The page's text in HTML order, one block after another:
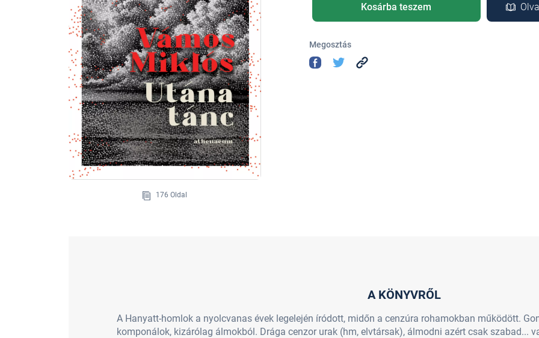
176 Oldal
Kosárba teszem
Megosztás
A KÖNYVRŐL
A Hanyatt-homlok a nyolcvanas évek legelején íródott, midőn a cenzúra rohamokban működött.
komponálok, kizárólag álmokból. Drága cenzor urak (hm, elvtársak), álmodni azért csak szabad...